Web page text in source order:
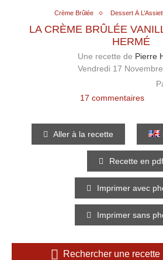
Crème Brûlée Dessert À
LA CRÈME BRÛLÉE
HERMÉ
Une recette de Pierre
Vendredi 17
17 commentaires
Aller à la recette
Recette en pdf
Imprimer avec
Imprimer sans
Rechercher une recette